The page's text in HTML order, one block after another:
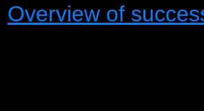
Overview of